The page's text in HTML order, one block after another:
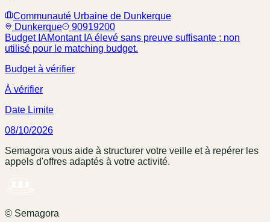
Communauté Urbaine de Dunkerque
Dunkerque
90919200
Budget IAMontant IA élevé sans preuve suffisante ; non
utilisé pour le matching budget.
Budget à vérifier
À vérifier
Date Limite
08/10/2026
Semagora vous aide à structurer votre veille et à repérer les
appels d'offres adaptés à votre activité.
© Semagora